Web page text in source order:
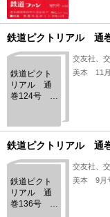
鉄道ピクトリアル
鉄道ピクト
リアル 通
巻124号 巻
交友社、
美本 11
鉄道ピクトリアル
鉄道ピクト
リアル 通
巻136号 巻
交友社、
美本 9月